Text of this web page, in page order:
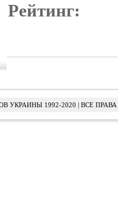
Рейтинг:
УКРАИНЫ 1992-2020 | ВСЕ